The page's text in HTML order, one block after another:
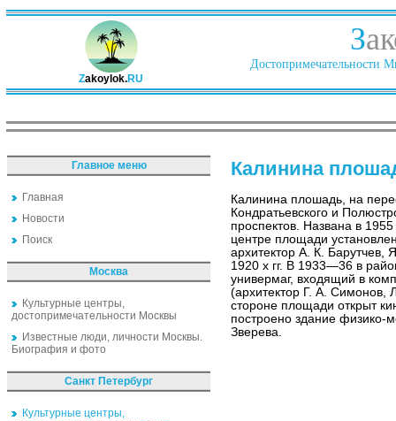
Zakoylok.RU
З
Достопримечательности
Главное меню
Главная
Новости
Поиск
Москва
Культурные центры,
достопримечательности Москвы
Известные люди, личности Москвы.
Биография и фото
Санкт Петербург
Культурные центры,
Калинина
Калинина плошадь, на
Кондратьевского и
проспектов. Названа в
центре площади
архитектор А. К. Барутчев,
1920 х гг. В 1933—36 в
универмаг, входящий в
(архитектор Г. А. Симонов,
стороне площади открыт
построено здание физико-
Зверева.